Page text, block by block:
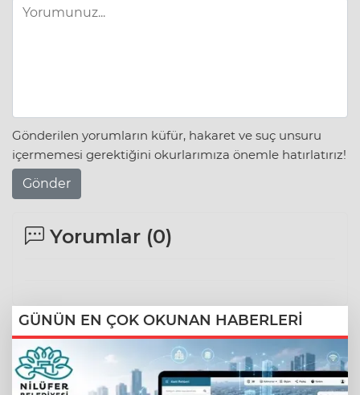
Gönderilen yorumların küfür, hakaret ve suç unsuru
içermemesi gerektiğini okurlarımıza önemle hatırlatırız!
Gönder
Yorumlar (0)
GÜNÜN EN ÇOK OKUNAN HABERLERİ